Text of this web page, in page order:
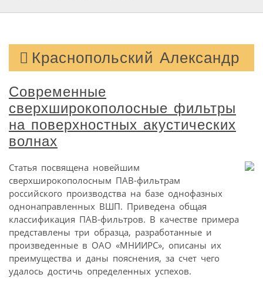
Краснопольский Александр
Современные
сверхширокополосные фильтры
на поверхностных акустических
волнах
Статья посвящена новейшим
сверхширокополосным ПАВ-фильтрам
российского производства на базе однофазных
однонаправленных ВШП. Приведена общая
классификация ПАВ-фильтров. В качестве примера
представлены три образца, разработанные и
произведенные в ОАО «МНИИРС», описаны их
преимущества и даны пояснения, за счет чего
удалось достичь определенных успехов.